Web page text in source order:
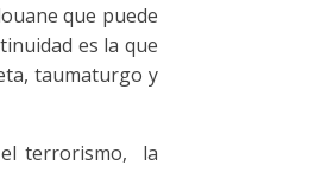
que puede
es la que
taumaturgo y
el terrorismo, la